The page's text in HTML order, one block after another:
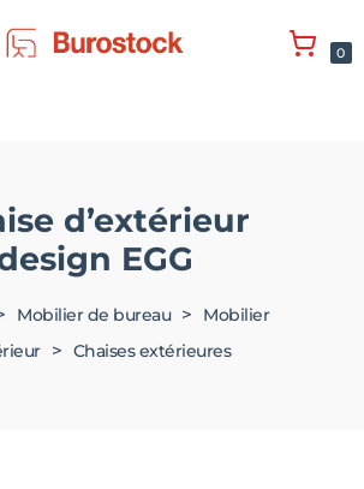
0
d’extérieur
EGG
Mobilier de bureau >
Mobilier
> Chaises extérieures